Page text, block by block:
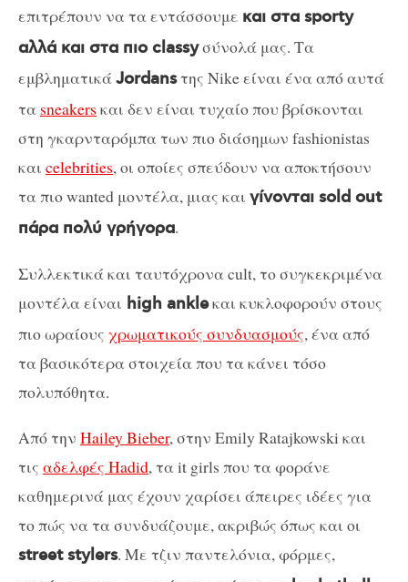
επιτρέπουν να τα εντάσσουμε και στα sporty
αλλά και στα πιο classyσύνολά μας. Τα
εμβληματικάJordansτης Nike είναι ένα από αυτά
τα sneakers και δεν είναι τυχαίο που βρίσκονται
στη γκαρνταρόμπα των πιο διάσημων fashionistas
και celebrities, οι οποίες σπεύδουν να αποκτήσουν
τα πιο wanted μοντέλα, μιας και γίνονται sold out
πάρα πολύ γρήγορα.
Συλλεκτικά και ταυτόχρονα cult, το συγκεκριμένα
μοντέλα είναι high ankleκαι κυκλοφορούν στους
πιο ωραίους χρωματικούς συνδυασμούς, ένα από
τα βασικότερα στοιχεία που τα κάνει τόσο
πολυπόθητα.
Από την Hailey Bieber, στην Emily Ratajkowski και
τις αδελφές Hadid, τα it girls που τα φοράνε
καθημερινά μας έχουν χαρίσει άπειρες ιδέες για
το πώς να τα συνδυάζουμε, ακριβώς όπως και οι
street stylers. Με τζιν παντελόνια, φόρμες,